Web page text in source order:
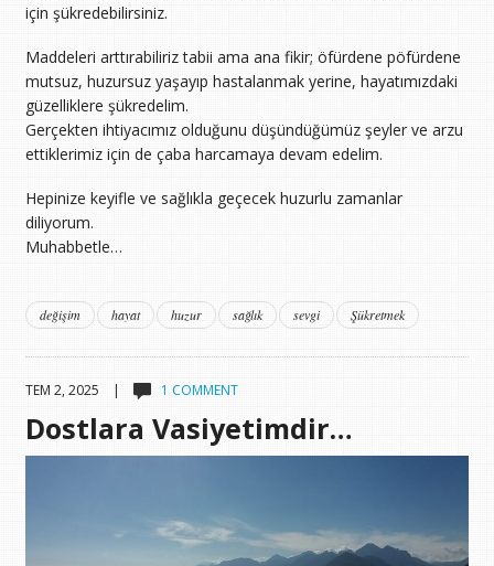
için şükredebilirsiniz.
Maddeleri arttırabiliriz tabii ama ana fikir; öfürdene pöfürdene
mutsuz, huzursuz yaşayıp hastalanmak yerine, hayatımızdaki
güzelliklere şükredelim.
Gerçekten ihtiyacımız olduğunu düşündüğümüz şeyler ve arzu
ettiklerimiz için de çaba harcamaya devam edelim.
Hepinize keyifle ve sağlıkla geçecek huzurlu zamanlar
diliyorum.
Muhabbetle…
değişim hayat huzur sağlık sevgi Şükretmek
TEM 2, 2025 | 1 COMMENT
Dostlara Vasiyetimdir…